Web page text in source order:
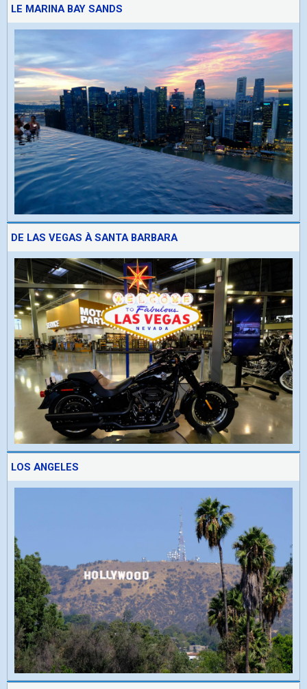
LE MARINA BAY SANDS
DE LAS VEGAS À SANTA BARBARA
LOS ANGELES